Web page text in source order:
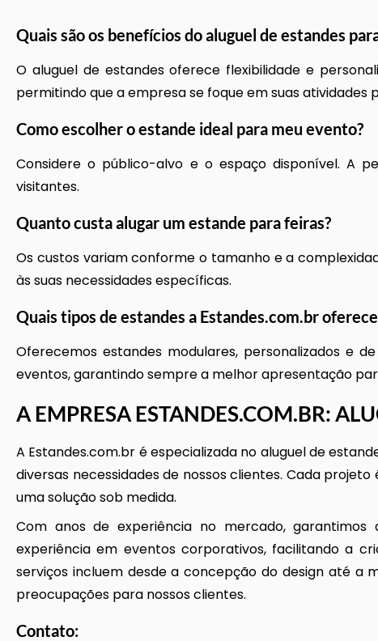
Quais são os benefícios doaluguel de estandes
O aluguel de estandes oferece flexibilidade e
permitindo que a empresa se foque em suas atividades
Como escolher o estande ideal para meu evento?
Considere o público-alvo e o espaço disponível. A
visitantes.
Quanto custa alugar um estande para feiras?
Os custos variam conforme o tamanho e a
às suas necessidades específicas.
Quais tipos de estandes a Estandes.com.br
Oferecemos estandes modulares, personalizados e
eventos, garantindo sempre a melhor apresentação
A EMPRESA ESTANDES.COM.BR:
A Estandes.com.br é especializada no aluguel de
diversas necessidades de nossos clientes. Cada
uma solução sob medida.
Com anos de experiência no mercado,
experiência em eventos corporativos, facilitando a
serviços incluem desde a concepção do design até
preocupações para nossos clientes.
Contato: